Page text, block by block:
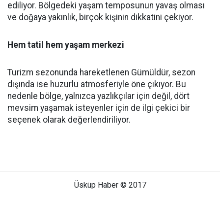
ediliyor. Bölgedeki yaşam temposunun yavaş olması
ve doğaya yakınlık, birçok kişinin dikkatini çekiyor.
Hem tatil hem yaşam merkezi
Turizm sezonunda hareketlenen Gümüldür, sezon
dışında ise huzurlu atmosferiyle öne çıkıyor. Bu
nedenle bölge, yalnızca yazlıkçılar için değil, dört
mevsim yaşamak isteyenler için de ilgi çekici bir
seçenek olarak değerlendiriliyor.
Üsküp Haber © 2017